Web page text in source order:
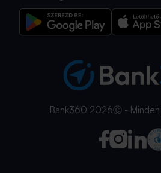
Bank360 2026Ⓒ - Minden